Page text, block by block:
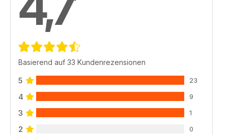
Basierend auf 33 Kundenrezensionen
5 23
4 9
3 1
2 0